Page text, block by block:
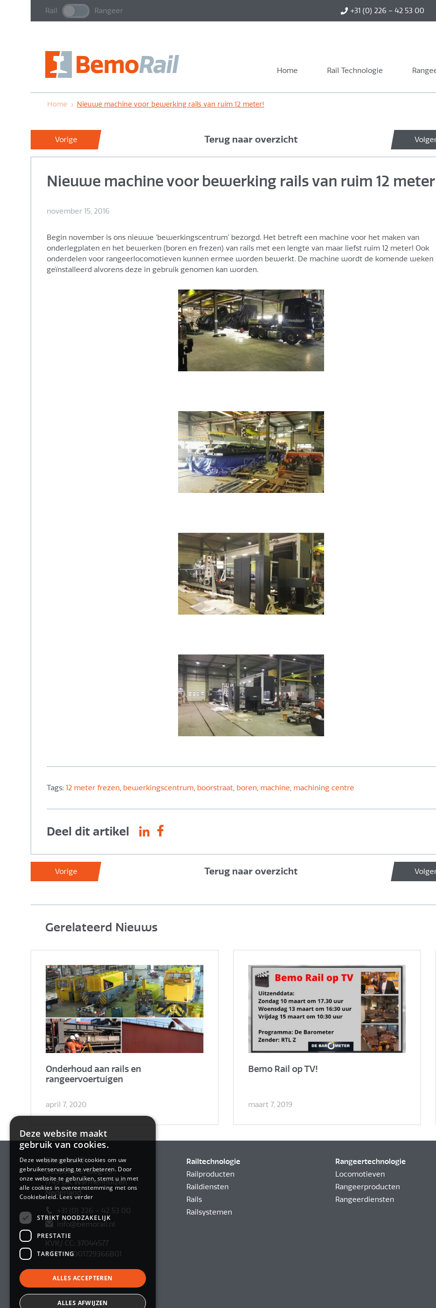
Rail Rangeer +31 (0) 226 – 42 53 00
Home Rail Technologie
Home › Nieuwe machine voor bewerking rails van ruim 12 meter!
Vorige Terug naar overzicht
Nieuwe machine voor bewerking rails van ruim 12
november 15, 2016
Begin november is ons nieuwe ‘bewerkingscentrum’ bezorgd. Het betreft een machine voor het maken van
onderlegplaten en het bewerken (boren en frezen) van rails met een lengte van maar liefst ruim 12 meter! Ook
onderdelen voor rangeerlocomotieven kunnen ermee worden bewerkt. De machine wordt de komende weken
geïnstalleerd alvorens deze in gebruik genomen kan worden.
Tags: 12 meter frezen, bewerkingscentrum, boorstraat, boren, machine, machining centre
Deel dit artikel
Vorige Terug naar overzicht
Gerelateerd Nieuws
Onderhoud aan rails en
rangeervoertuigen
april 7, 2020
Bemo Rail op TV!
maart 7, 2019
BemoRail BV
Debbemeerweg 59
1749 DK Warmenhuizen
Nederland
+31 (0) 226 – 42 53 00
info@bemorail.nl
KVK/ CC: 37044577
BTW NL001729366B01
Railtechnologie
Railproducten
Raildiensten
Rails
Railsystemen
Rangeertechnologie
Locomotieven
Rangeerproducten
Rangeerdiensten
Deze website maakt
gebruik van cookies.
Deze website gebruikt cookies om uw
gebruikerservaring te verbeteren. Door
onze website te gebruiken, stemt u in met
alle cookies in overeenstemming met ons
Cookiebeleid. Lees verder
STRIKT NOODZAKELIJK
PRESTATIE
TARGETING
ALLES ACCEPTEREN
ALLES AFWIJZEN